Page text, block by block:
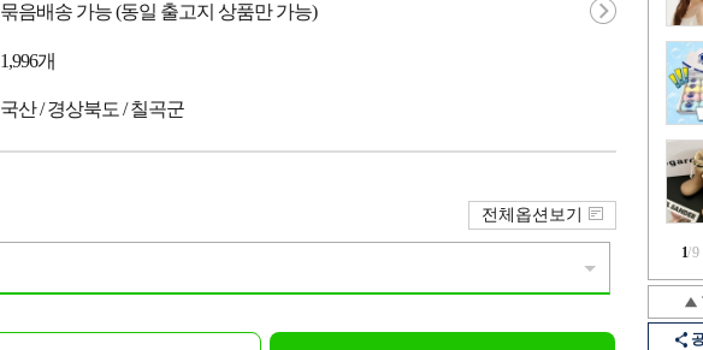
1/9
묶음배송 가능 (동일 출고지 상품만 가능)
1,996개
국산 / 경상북도 / 칠곡군
전체옵션보기